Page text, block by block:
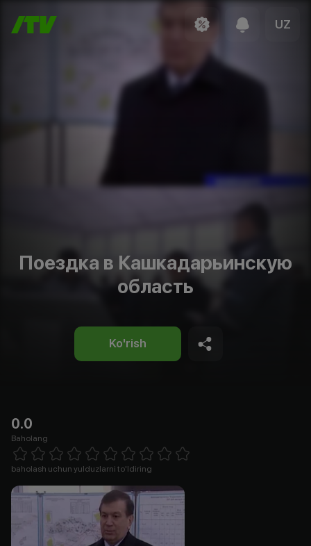
UZ
Поездка в Кашкадарьинскую
область
Ko'rish
0.0
Baholang
1 Star 2 Stars 3 Stars 4 Stars5 Stars 6 Stars7 Stars8 Stars
baholash uchun yulduzlarni to'ldiring